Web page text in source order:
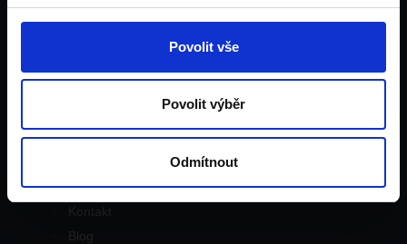
Povolit vše
Povolit výběr
Odmítnout
Pro rodiče
Tým
Blog